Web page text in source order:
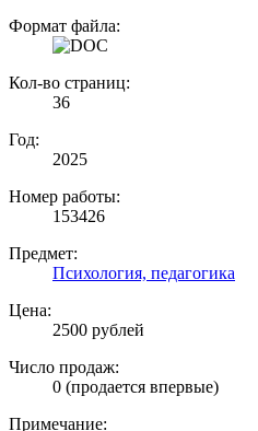
Формат файла:
Кол-во страниц:
36
Год:
2025
Номер работы:
153426
Предмет:
Психология, педагогика
Цена:
2500 рублей
Число продаж:
0 (продается впервые)
Примечание: